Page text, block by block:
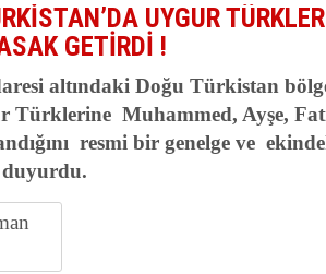
ÇİN,DOĞU TÜRKİSTAN’DA EN AZ 143 BİN
UYGUR
GETİRDİ !
altındaki Doğu Türkistan
Türklerine Muhammed, Ayşe,
resmi bir genelge ve